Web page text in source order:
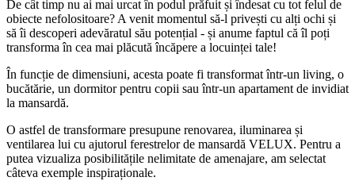
De cât timp nu ai mai urcat în podul prăfuit și îndesat cu tot felul de
obiecte nefolositoare? A venit momentul să-l privești cu alți ochi și
să îi descoperi adevăratul său potențial - și anume faptul că îl poți
transforma în cea mai plăcută încăpere a locuinței tale!
În funcție de dimensiuni, acesta poate fi transformat într-un living, o
bucătărie, un dormitor pentru copii sau într-un apartament de invidiat
la mansardă.
O astfel de transformare presupune renovarea, iluminarea și
ventilarea lui cu ajutorul ferestrelor de mansardă VELUX. Pentru a
putea vizualiza posibilitățile nelimitate de amenajare, am selectat
câteva exemple inspiraționale.